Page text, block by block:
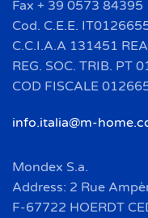
Fax + 39 0573 84395
Cod. C.E.E.
C.C.I.A.A 131451 REA
REG. SOC. TRIB. PT
COD FISCALE
info.italia@m-
Mondex S.a.
Address: 2 Rue
F-67722 HOERDT